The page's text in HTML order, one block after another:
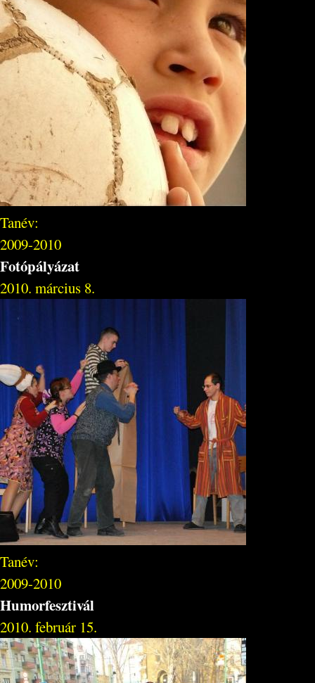
Tanév:
2009-2010
Fotópályázat
2010. március 8.
Tanév:
2009-2010
Humorfesztivál
2010. február 15.